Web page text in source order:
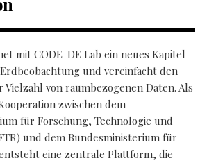
mit CODE-DE Lab ein neues Kapitel
und vereinfacht den
Vielzahl von raumbezogenen Daten. Als
zwischen dem
für Forschung, Technologie und
und dem Bundesministerium für
eine zentrale Plattform, die